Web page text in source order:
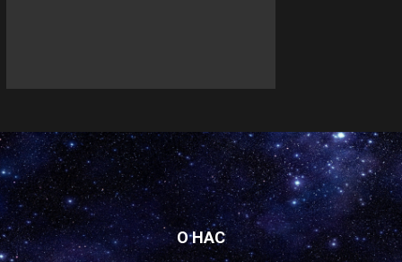
О НАС